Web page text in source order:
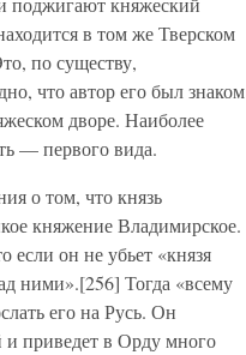
в том же Тверском
по существу,
что автор его был знаком
дворе. Наиболее
— первого вида.
о том, что князь
княжение Владимирское.
если он не убьет «князя
ними».[256] Тогда «всему
его на Русь. Он
и приведет в Орду много